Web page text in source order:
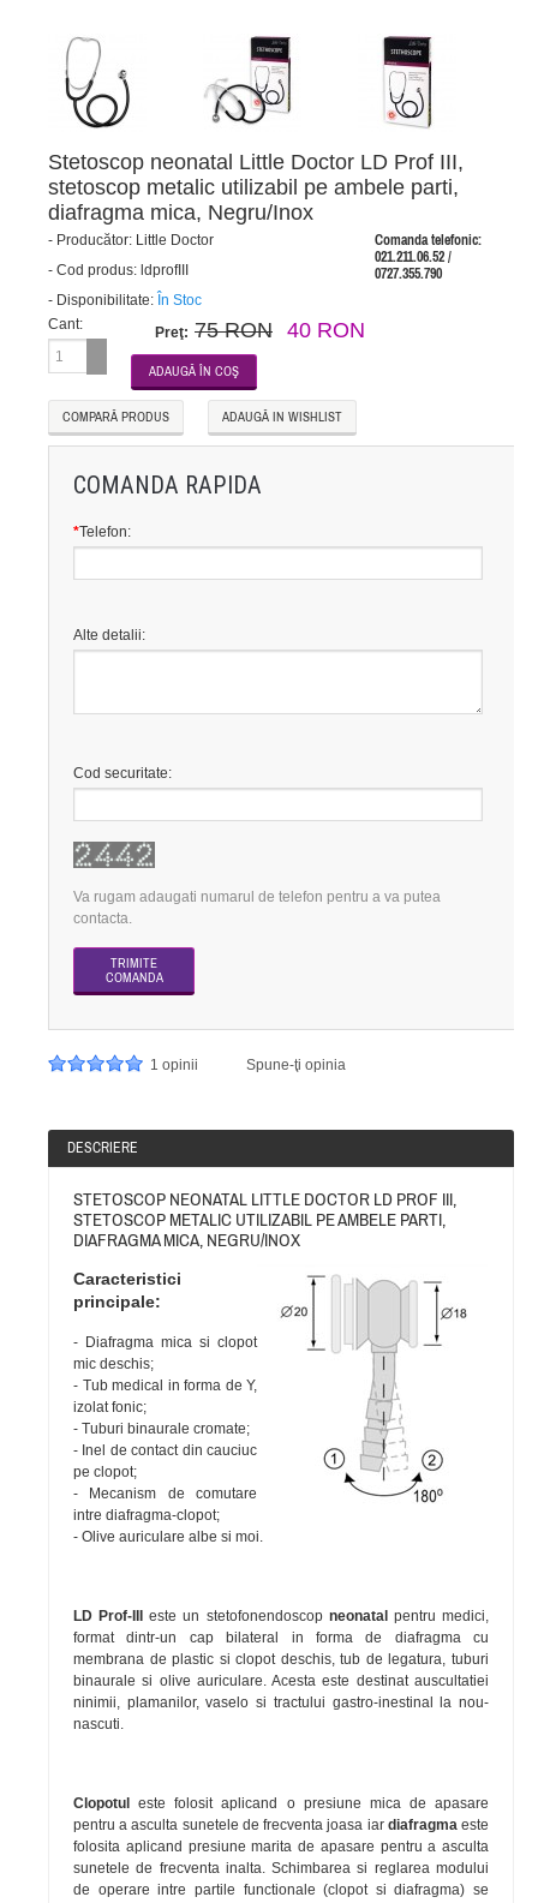
Stetoscop neonatal Little Doctor LD Prof III,
stetoscop metalic utilizabil pe ambele parti,
diafragma mica, Negru/Inox
Comanda telefonic:
021.211.06.52 /
0727.355.790
- Producător: Little Doctor
- Cod produs: ldprofIII
- Disponibilitate: În Stoc
Cant:
Preţ: 75 RON 40 RON
COMPARĂ PRODUS ADAUGĂ IN WISHLIST
COMANDA RAPIDA
*Telefon:
Alte detalii:
Cod securitate:
Va rugam adaugati numarul de telefon pentru a va putea
contacta.
1 opinii Spune-ţi opinia
DESCRIERE
STETOSCOP NEONATAL LITTLE DOCTOR LD PROF III,
STETOSCOP METALIC UTILIZABIL PE AMBELE PARTI,
DIAFRAGMA MICA, NEGRU/INOX
Caracteristici
principale:
- Diafragma mica si clopot
mic deschis;
- Tub medical in forma de Y,
izolat fonic;
- Tuburi binaurale cromate;
- Inel de contact din cauciuc
pe clopot;
- Mecanism de comutare
intre diafragma-clopot;
- Olive auriculare albe si moi.
LD Prof-III este un stetofonendoscop neonatal pentru medici,
format dintr-un cap bilateral in forma de diafragma cu
membrana de plastic si clopot deschis, tub de legatura, tuburi
binaurale si olive auriculare. Acesta este destinat auscultatiei
ninimii, plamanilor, vaselo si tractului gastro-inestinal la nou-
nascuti.
Clopotuleste folosit aplicand o presiune mica de apasare
pentru a asculta sunetele de frecventa joasa iar diafragmaeste
folosita aplicand presiune marita de apasare pentru a asculta
sunetele de frecventa inalta. Schimbarea si reglarea modului
de operare intre partile functionale (clopot si diafragma) se